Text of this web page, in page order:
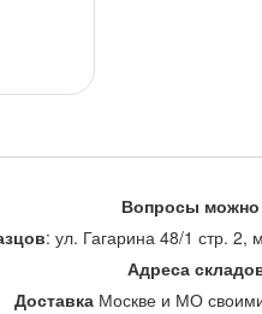
Вопросы можно
: ул. Гагарина 48/1 стр. 2,
Адреса
Доставка Москве и МО